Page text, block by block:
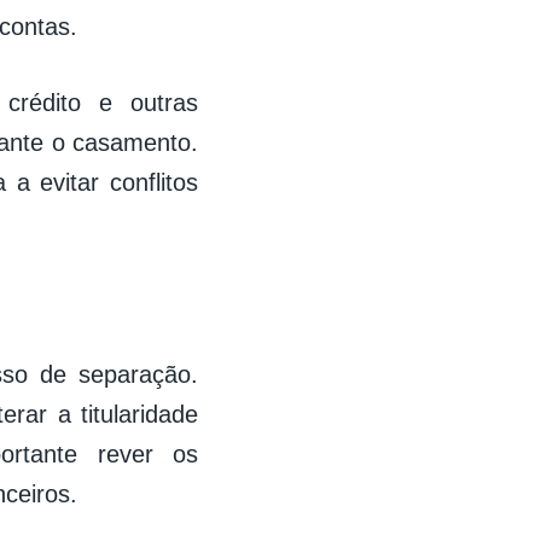
e outras
o casamento.
a evitar conflitos
de separação.
a titularidade
rever os